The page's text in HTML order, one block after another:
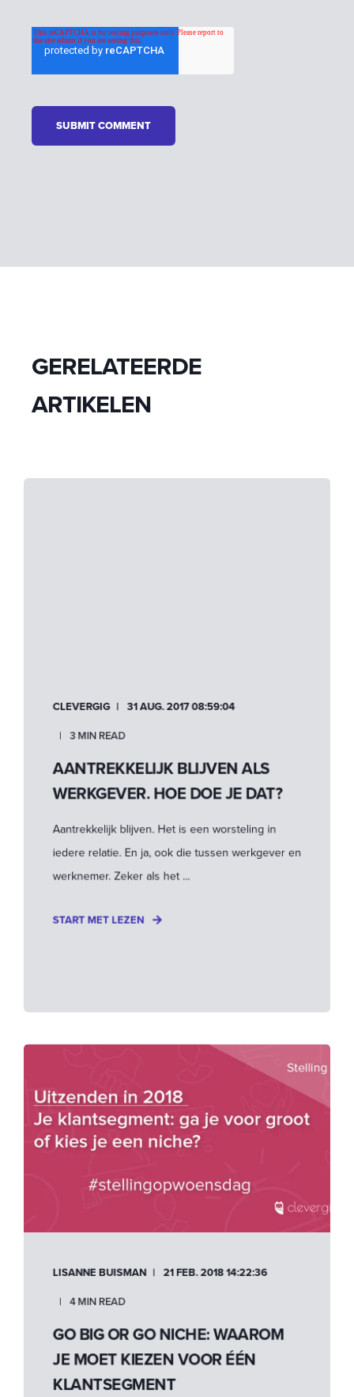
GERELATEERDE
ARTIKELEN
CLEVERGIG 31 AUG. 2017 08:59:04
3 MIN READ
AANTREKKELIJK BLIJVEN ALS
WERKGEVER. HOE DOE JE DAT?
Aantrekkelijk blijven. Het is een worsteling in
iedere relatie. En ja, ook die tussen werkgever en
werknemer. Zeker als het ...
START MET LEZEN
LISANNE BUISMAN 21 FEB. 2018 14:22:36
4 MIN READ
GO BIG OR GO NICHE: WAAROM
JE MOET KIEZEN VOOR ÉÉN
KLANTSEGMENT